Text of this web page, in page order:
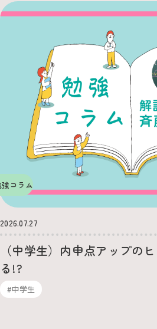
強コラム
2026.07.27
（中学生）内申点アップの
る!?
#中学生